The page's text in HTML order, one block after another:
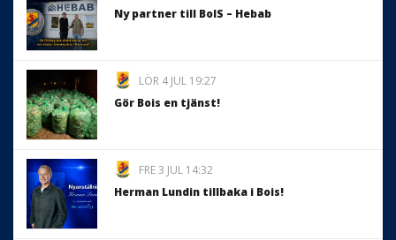
Ny partner till BoIS – Hebab
LÖR 4 JUL 19:27
Gör Bois en tjänst!
FRE 3 JUL 14:32
Herman Lundin tillbaka i Bois!